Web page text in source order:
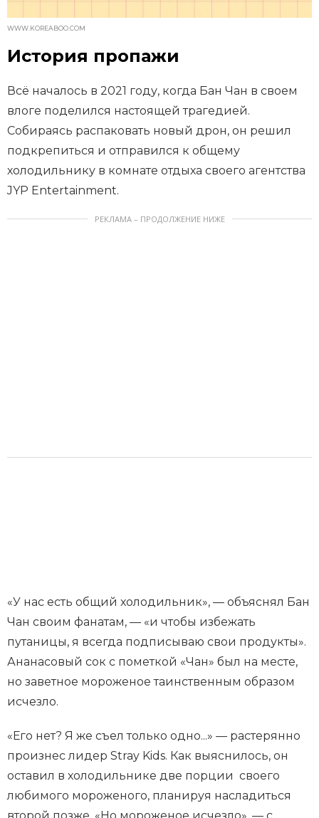
WWW.KOREABOO.COM
История пропажи
Всё началось в 2021 году, когда Бан Чан в своем
влоге поделился настоящей трагедией.
Собираясь распаковать новый дрон, он решил
подкрепиться и отправился к общему
холодильнику в комнате отдыха своего агентства
JYP Entertainment.
РЕКЛАМА – ПРОДОЛЖЕНИЕ НИЖЕ
«У нас есть общий холодильник», — объяснял Бан
Чан своим фанатам, — «и чтобы избежать
путаницы, я всегда подписываю свои продукты».
Ананасовый сок с пометкой «Чан» был на месте,
но заветное мороженое таинственным образом
исчезло.
«Его нет? Я же съел только одно...» — растерянно
произнес лидер Stray Kids. Как выяснилось, он
оставил в холодильнике две порции своего
любимого мороженого, планируя насладиться